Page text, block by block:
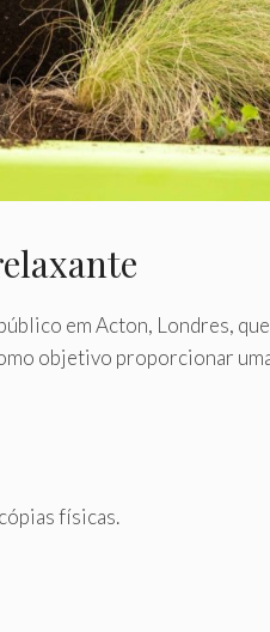
em Acton, Londres,
objetivo proporcionar
físicas.